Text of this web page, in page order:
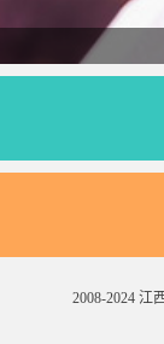
2008-2024 江